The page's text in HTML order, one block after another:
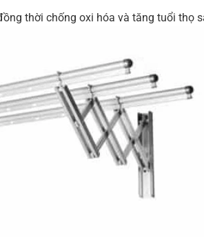
thời chống oxi hóa và tăng tuổi thọ